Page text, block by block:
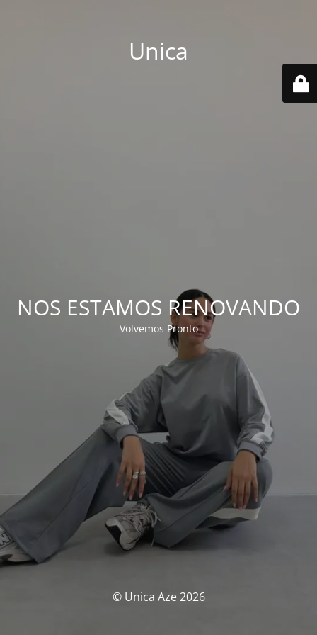
Unica
NOS ESTAMOS RENOVANDO
Volvemos Pronto
© Unica Aze 2026